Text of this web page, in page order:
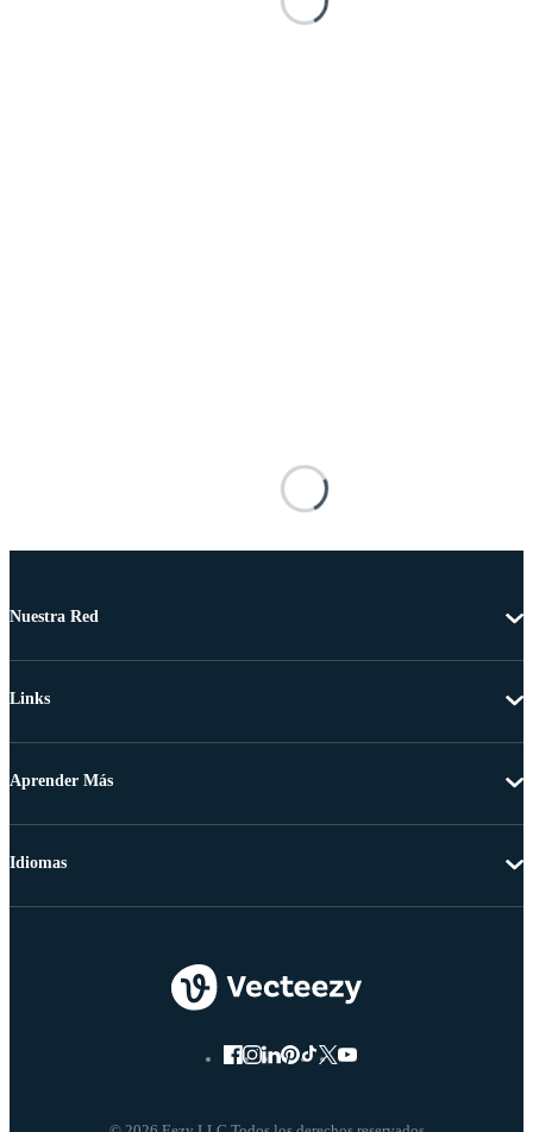
Nuestra Red
Links
Aprender Más
Idiomas